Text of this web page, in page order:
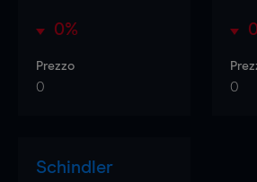
0%
Prezzo
0 0
Schindler